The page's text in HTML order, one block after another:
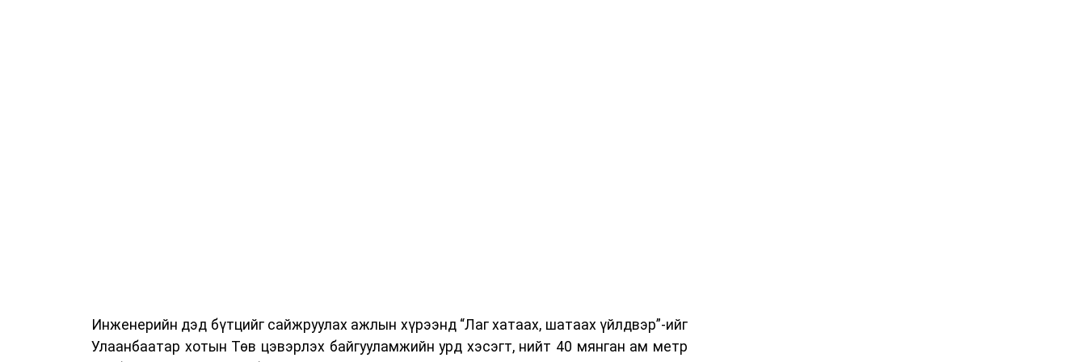
Уг сургалт нь COP17-ын үеэр зочид, төлөөлөгчдийн тээврийн үйлчилгээг аюулгүй,
шуурхай, зохион байгуулалттай явуулах, үйлчилгээний нэгдсэн стандарт, сахилга
Инженерийн дэд бүтцийг сайжруулах ажлын хүрээнд “Лаг хатаах, шатаах үйлдвэр”-ийг
Улаанбаатар хотын Төв цэвэрлэх байгууламжийн урд хэсэгт, нийт 40 мянган ам метр